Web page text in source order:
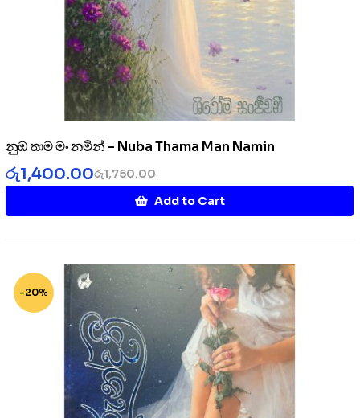
නුඹ තාම මං නමින් – Nuba Thama Man Namin
රු1,750.00
රු1,400.00
Add to Cart
-20%